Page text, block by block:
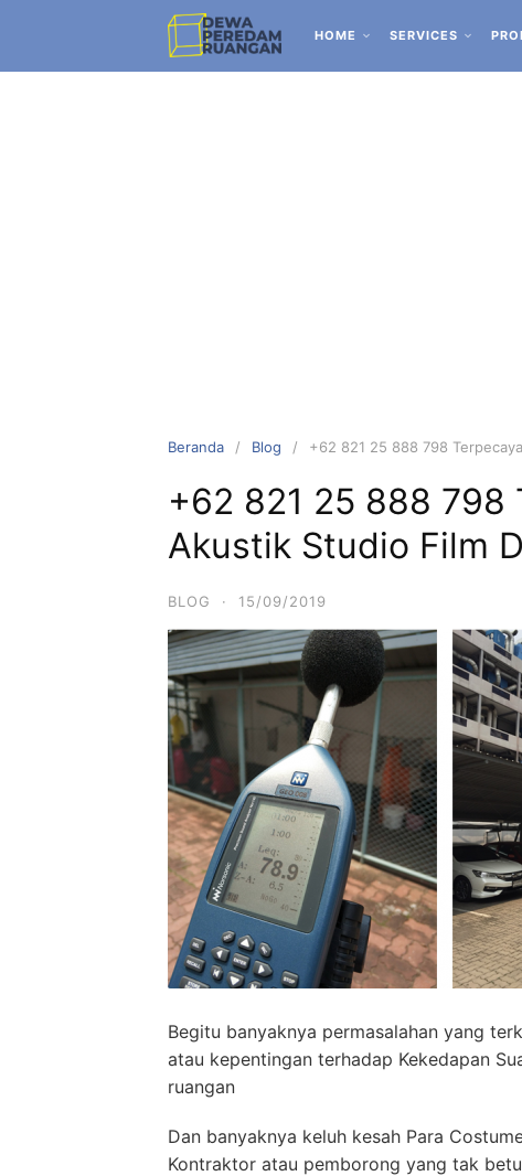
HOME SERVICES
Beranda Blog +62 821 25 888 798
+62 821 25 888 798
Akustik Studio Film
BLOG · 15/09/2019
Begitu banyaknya permasalahan yang
atau kepentingan terhadap Kekedapan
ruangan
Dan banyaknya keluh kesah Para
Kontraktor atau pemborong yang tak